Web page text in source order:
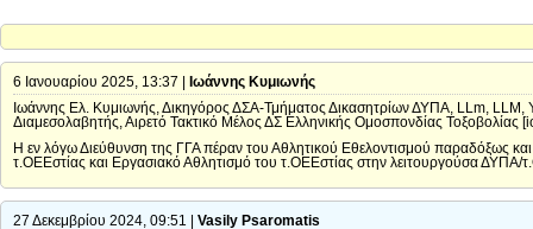
6 Ιανουαρίου 2025, 13:37 |
Ιωάννης Κυμιωνής
Ιωάννης Ελ. Κυμιωνής, Δικηγόρος ΔΣΑ-Τμήματος Δικασητρίων ΔΥΠΑ, LLm, LLM,
Διαμεσολαβητής, Αιρετό Τακτικό Μέλος ΔΣ Ελληνικής Ομοσπονδίας
Η εν λόγω Διεύθυνση της ΓΓΑ πέραν του Αθλητικού Εθελοντισμού παραδόξως και
τ.ΟΕΕστίας και Εργασιακό Αθλητισμό του τ.ΟΕΕστίας στην λειτουργούσα ΔΥΠΑ/
27 Δεκεμβρίου 2024, 09:51 | Vasily Psaromatis